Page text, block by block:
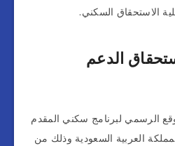
الاستحقاق السكني.
الدعم
الرسمي لبرنامج سكني المقدم
العربية السعودية وذلك من